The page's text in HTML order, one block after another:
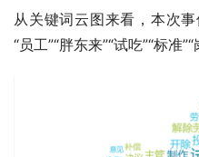
从关键词云图来看，本次
“员工”“胖东来”“试吃”“标准”“